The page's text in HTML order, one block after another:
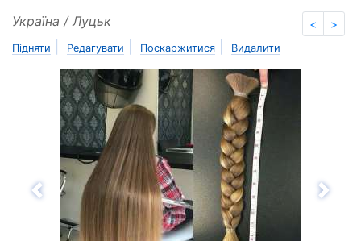
< >
Україна / Луцьк
Підняти Редагувати Поскаржитися Видалити
Назад